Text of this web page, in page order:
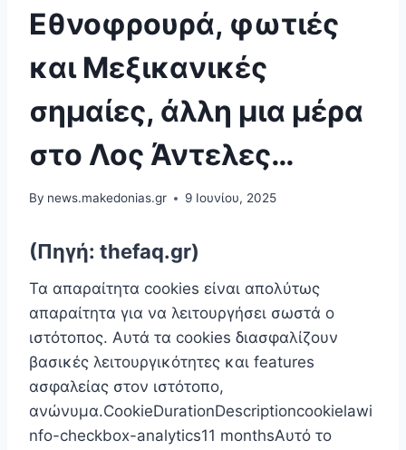
Εθνοφρουρά, φωτιές
και Μεξικανικές
σημαίες, άλλη μια μέρα
στο Λος Άντελες…
By news.makedonias.gr 9 Ιουνίου, 2025
(Πηγή: thefaq.gr)
Τα απαραίτητα cookies είναι απoλύτως
απαραίτητα για να λειτουργήσει σωστά ο
ιστότοπος. Αυτά τα cookies διασφαλίζουν
βασικές λειτουργικότητες και features
ασφαλείας στον ιστότοπο,
ανώνυμα.CookieDurationDescriptioncookielawi
nfo-checkbox-analytics11 monthsΑυτό το